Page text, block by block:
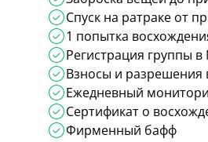
Спуск на ратраке от
1 попытка
Регистрация группы
Взносы и разрешения
Ежедневный
Сертификат о
Фирменный бафф